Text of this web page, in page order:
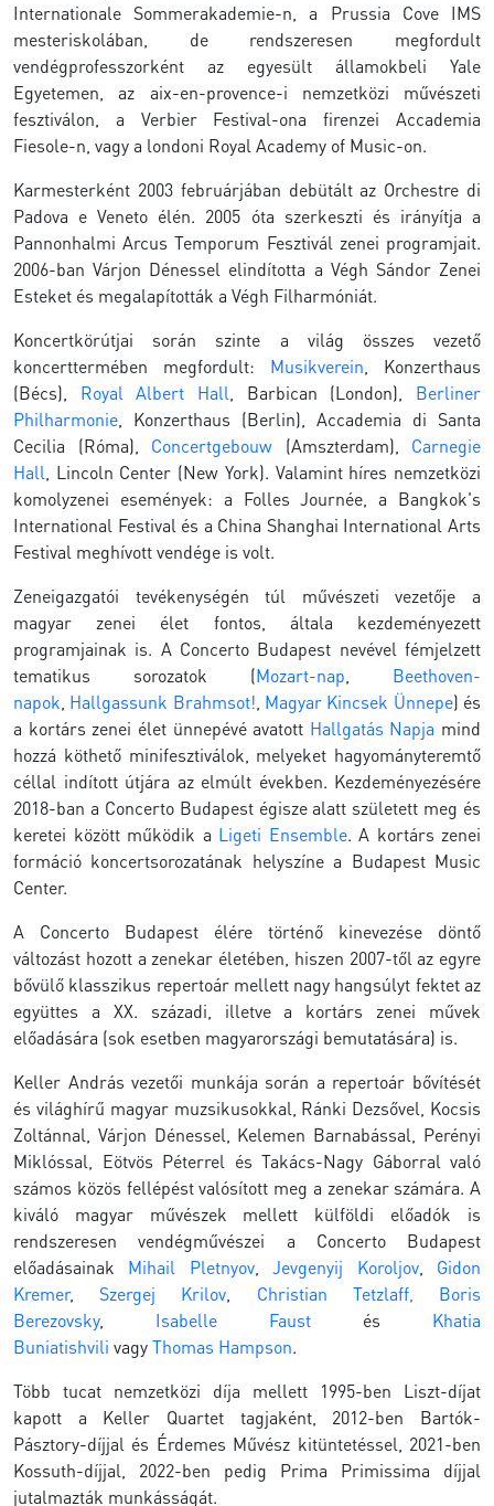
Internationale Sommerakademie-n, a Prussia Cove IMS
mesteriskolában, de rendszeresen megfordult
vendégprofesszorként az egyesült államokbeli Yale
Egyetemen, az aix-en-provence-i nemzetközi művészeti
fesztiválon, a Verbier Festival-ona firenzei Accademia
Fiesole-n, vagy a londoni Royal Academy of Music-on.
Karmesterként 2003 februárjában debütált az Orchestre di
Padova e Veneto élén. 2005 óta szerkeszti és irányítja a
Pannonhalmi Arcus Temporum Fesztivál zenei programjait.
2006-ban Várjon Dénessel elindította a Végh Sándor Zenei
Esteket és megalapították a Végh Filharmóniát.
Koncertkörútjai során szinte a világ összes vezető
koncerttermében megfordult: Musikverein , Konzerthaus
(Bécs), Royal Albert Hall , Barbican (London), Berliner
Philharmonie , Konzerthaus (Berlin), Accademia di Santa
Cecilia (Róma), Concertgebouw (Amszterdam), Carnegie
Hall , Lincoln Center (New York). Valamint híres nemzetközi
komolyzenei események: a Folles Journée, a Bangkok's
International Festival és a China Shanghai International Arts
Festival meghívott vendége is volt.
Zeneigazgatói tevékenységén túl művészeti vezetője a
magyar zenei élet fontos, általa kezdeményezett
programjainak is. A Concerto Budapest nevével fémjelzett
tematikus sorozatok (Mozart-nap
Beethoven-
napok Hallgassunk Brahmsot! Magyar Kincsek Ünnepe) és
a kortárs zenei élet ünnepévé avatott Hallgatás Napja mind
hozzá köthető minifesztiválok, melyeket hagyományteremtő
céllal indított útjára az elmúlt években. Kezdeményezésére
2018-ban a Concerto Budapest égisze alatt született meg és
keretei között működik a Ligeti Ensemble. A kortárs zenei
formáció koncertsorozatának helyszíne a Budapest Music
Center.
A Concerto Budapest élére történő kinevezése döntő
változást hozott a zenekar életében, hiszen 2007-től az egyre
bővülő klasszikus repertoár mellett nagy hangsúlyt fektet az
együttes a XX. századi, illetve a kortárs zenei művek
előadására (sok esetben magyarországi bemutatására) is.
Keller András vezetői munkája során a repertoár bővítését
és világhírű magyar muzsikusokkal, Ránki Dezsővel, Kocsis
Zoltánnal, Várjon Dénessel, Kelemen Barnabással, Perényi
Miklóssal, Eötvös Péterrel és Takács-Nagy Gáborral való
számos közös fellépést valósított meg a zenekar számára. A
kiváló magyar művészek mellett külföldi előadók is
rendszeresen vendégművészei a Concerto Budapest
előadásainak Mihail Pletnyov,Jevgenyij Koroljov, Gidon
Kremer, Szergej Krilov Christian Tetzlaff,
Boris
Berezovsky, Isabelle Faust és Khatia
Buniatishvili vagyThomas Hampson.
Több tucat nemzetközi díja mellett 1995-ben Liszt-díjat
kapott a Keller Quartet tagjaként, 2012-ben Bartók-
Pásztory-díjjal és Érdemes Művész kitüntetéssel, 2021-ben
Kossuth-díjjal, 2022-ben pedig Prima Primissima díjjal
jutalmazták munkásságát.